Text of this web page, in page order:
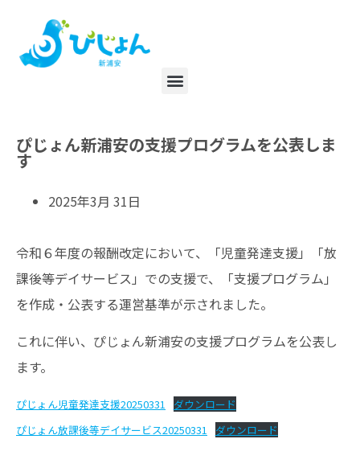
ぴじょん新浦安の支援プログラムを公表しま
す
2025年3月 31日
令和６年度の報酬改定において、「児童発達支援」「放
課後等デイサービス」での支援で、「支援プログラム」
を作成・公表する運営基準が示されました。
これに伴い、ぴじょん新浦安の支援プログラムを公表し
ます。
ぴじょん児童発達支援20250331
ダウンロード
ぴじょん放課後等デイサービス20250331
ダウンロード